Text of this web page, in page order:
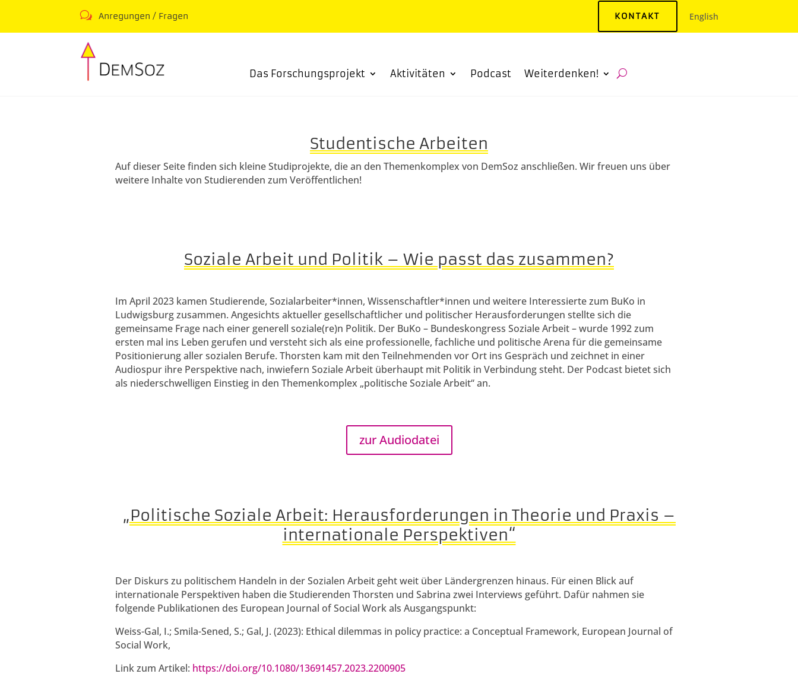
w Anregungen / Fragen KONTAKT English
Das Forschungsprojekt Aktivitäten Podcast Weiterdenken!
Studentische Arbeiten
Auf dieser Seite finden sich kleine Studiprojekte, die an den Themenkomplex von DemSoz anschließen. Wir freuen uns über
weitere Inhalte von Studierenden zum Veröffentlichen!
Soziale Arbeit und Politik – Wie passt das zusammen?
Im April 2023 kamen Studierende, Sozialarbeiter*innen, Wissenschaftler*innen und weitere Interessierte zum BuKo in
Ludwigsburg zusammen. Angesichts aktueller gesellschaftlicher und politischer Herausforderungen stellte sich die
gemeinsame Frage nach einer generell soziale(re)n Politik. Der BuKo – Bundeskongress SozialeArbeit – wurde 1992 zum
ersten mal ins Leben gerufen und versteht sich als eine professionelle, fachliche und politische Arena für die gemeinsame
Positionierung aller sozialen Berufe. Thorsten kam mit den Teilnehmenden vor Ort ins Gespräch und zeichnet in einer
Audiospur ihre Perspektive nach, inwiefern Soziale Arbeit überhaupt mit Politik in Verbindung steht. Der Podcast bietet sich
als niederschwelligen Einstieg in den Themenkomplex „politische Soziale Arbeit“ an.
zur Audiodatei
„Politische Soziale Arbeit: Herausforderungen in Theorie und Praxis –
internationale Perspektiven“
Der Diskurs zu politischem Handeln in der Sozialen Arbeit geht weit über Ländergrenzen hinaus. Für einen Blick auf
internationale Perspektiven haben die Studierenden Thorsten und Sabrina zwei Interviews geführt. Dafür nahmen sie
folgende Publikationen des European Journal of Social Work als Ausgangspunkt:
Weiss-Gal, I.; Smila-Sened, S.; Gal, J. (2023): Ethical dilemmas in policy practice: a Conceptual Framework, European Journal of
Social Work,
Link zum Artikel: https://doi.org/10.1080/13691457.2023.2200905